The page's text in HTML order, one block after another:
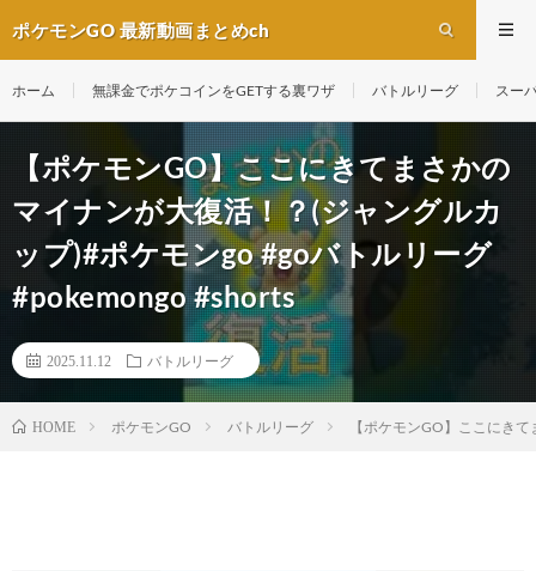
ポケモンGO 最新動画まとめch
ホーム 無課金でポケコインをGETする裏ワザ バトルリーグ スー
【ポケモンGO】ここにきてまさかの
マイナンが大復活！？(ジャングルカ
ップ)#ポケモンgo #goバトルリーグ
#pokemongo #shorts
2025.11.12 バトルリーグ
HOME ポケモンGO バトルリーグ 【ポケモンGO】ここにき